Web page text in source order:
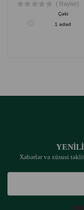
( Rəylər)
Çəki
1 ədəd
Xəbərlər və xüsusi